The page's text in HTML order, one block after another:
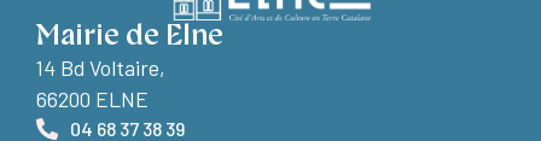
Mairie de Elne
14 Bd Voltaire,
66200 ELNE
04 68 37 38 39